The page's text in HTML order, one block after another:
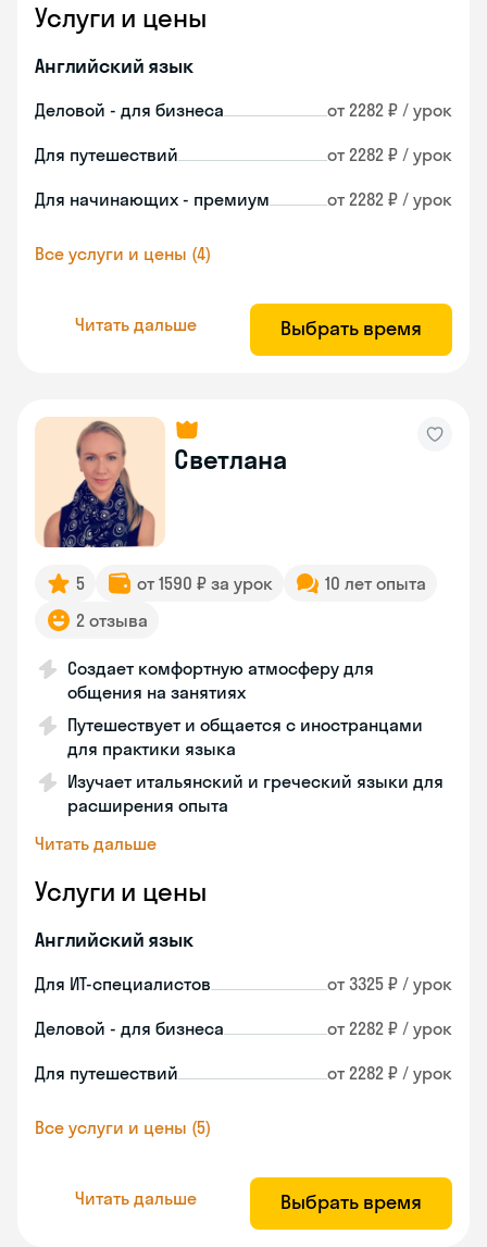
Услуги и цены
Английский язык
Деловой - для бизнеса от 2282 ₽ / урок
Для путешествий от 2282 ₽ / урок
Для начинающих - премиум от 2282 ₽ / урок
Все услуги и цены (4)
Читать дальше Выбрать время
Светлана
5 от 1590 ₽ за урок
10 лет опыта
2 отзыва
Создает комфортную атмосферу для
общения на занятиях
Путешествует и общается с иностранцами
для практики языка
Изучает итальянский и греческий языки для
расширения опыта
Читать дальше
Услуги и цены
Английский язык
Для ИТ-специалистов от 3325 ₽ / урок
Деловой - для бизнеса от 2282 ₽ / урок
Для путешествий от 2282 ₽ / урок
Все услуги и цены (5)
Читать дальше Выбрать время